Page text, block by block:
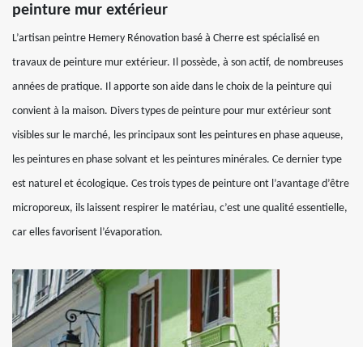
peinture mur extérieur
L’artisan peintre Hemery Rénovation basé à Cherre est spécialisé en
travaux de peinture mur extérieur. Il possède, à son actif, de nombreuses
années de pratique. Il apporte son aide dans le choix de la peinture qui
convient à la maison. Divers types de peinture pour mur extérieur sont
visibles sur le marché, les principaux sont les peintures en phase aqueuse,
les peintures en phase solvant et les peintures minérales. Ce dernier type
est naturel et écologique. Ces trois types de peinture ont l’avantage d’être
microporeux, ils laissent respirer le matériau, c’est une qualité essentielle,
car elles favorisent l’évaporation.